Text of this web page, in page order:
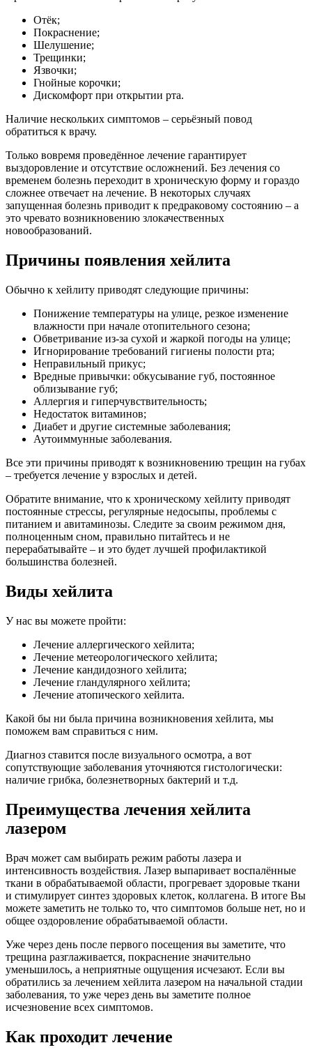
Отёк;
Покраснение;
Шелушение;
Трещинки;
Язвочки;
Гнойные корочки;
Дискомфорт при открытии рта.
Наличие нескольких симптомов – серьёзный повод
обратиться к врачу.
Только вовремя проведённое лечение гарантирует
выздоровление и отсутствие осложнений. Без лечения со
временем болезнь переходит в хроническую форму и гораздо
сложнее отвечает на лечение. В некоторых случаях
запущенная болезнь приводит к предраковому состоянию – а
это чревато возникновению злокачественных
новообразований.
Причины появления хейлита
Обычно к хейлиту приводят следующие причины:
Понижение температуры на улице, резкое изменение
влажности при начале отопительного сезона;
Обветривание из-за сухой и жаркой погоды на улице;
Игнорирование требований гигиены полости рта;
Неправильный прикус;
Вредные привычки: обкусывание губ, постоянное
облизывание губ;
Аллергия и гиперчувствительность;
Недостаток витаминов;
Диабет и другие системные заболевания;
Аутоиммунные заболевания.
Все эти причины приводят к возникновению трещин на губах
– требуется лечение у взрослых и детей.
Обратите внимание, что к хроническому хейлиту приводят
постоянные стрессы, регулярные недосыпы, проблемы с
питанием и авитаминозы. Следите за своим режимом дня,
полноценным сном, правильно питайтесь и не
перерабатывайте – и это будет лучшей профилактикой
большинства болезней.
Виды хейлита
У нас вы можете пройти:
Лечение аллергического хейлита;
Лечение метеорологического хейлита;
Лечение кандидозного хейлита;
Лечение гландулярного хейлита;
Лечение атопического хейлита.
Какой бы ни была причина возникновения хейлита, мы
поможем вам справиться с ним.
Диагноз ставится после визуального осмотра, а вот
сопутствующие заболевания уточняются гистологически:
наличие грибка, болезнетворных бактерий и т.д.
Преимущества лечения хейлита
лазером
Врач может сам выбирать режим работы лазера и
интенсивность воздействия. Лазер выпаривает воспалённые
ткани в обрабатываемой области, прогревает здоровые ткани
и стимулирует синтез здоровых клеток, коллагена. В итоге Вы
можете заметить не только то, что симптомов больше нет, но и
общее оздоровление обрабатываемой области.
Уже через день после первого посещения вы заметите, что
трещина разглаживается, покраснение значительно
уменьшилось, а неприятные ощущения исчезают. Если вы
обратились за лечением хейлита лазером на начальной стадии
заболевания, то уже через день вы заметите полное
исчезновение всех симптомов.
Как проходит лечение